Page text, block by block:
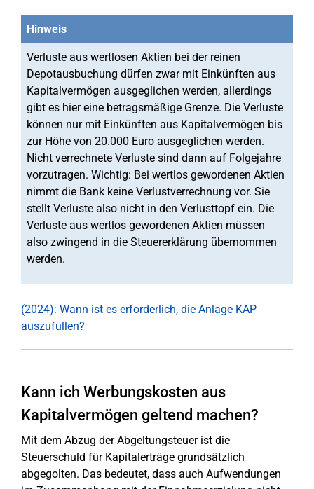
Hinweis
Verluste aus wertlosen Aktien bei der reinen
Depotausbuchung dürfen zwar mit Einkünften aus
Kapitalvermögen ausgeglichen werden, allerdings
gibt es hier eine betragsmäßige Grenze. Die Verluste
können nur mit Einkünften aus Kapitalvermögen bis
zur Höhe von 20.000 Euro ausgeglichen werden.
Nicht verrechnete Verluste sind dann auf Folgejahre
vorzutragen. Wichtig: Bei wertlos gewordenen Aktien
nimmt die Bank keine Verlustverrechnung vor. Sie
stellt Verluste also nicht in den Verlusttopf ein. Die
Verluste aus wertlos gewordenen Aktien müssen
also zwingend in die Steuererklärung übernommen
werden.
(2024): Wann ist es erforderlich, die Anlage KAP
auszufüllen?
Kann ich Werbungskosten aus
Kapitalvermögen geltend machen?
Mit dem Abzug der Abgeltungsteuer ist die
Steuerschuld für Kapitalerträge grundsätzlich
abgegolten. Das bedeutet, dass auch Aufwendungen